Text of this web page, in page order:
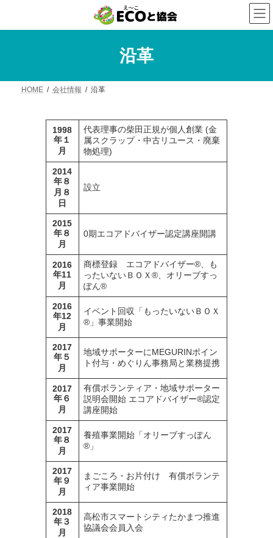
キ
に
沿革
HOME 会社情報 沿革
1998
年１
月
代表理事の柴田正規が個人創業 (金
属スクラップ・中古リユース・廃棄
物処理)
2014
年８
月８
日
設立
2015
年８
月
0期エコアドバイザー認定講座開講
2016
年11
月
商標登録 エコアドバイザー®、も
ったいないＢＯＸ®、オリーブすっ
ぽん®
2016
年12
月
イベント回収「もったいないＢＯＸ
®」事業開始
2017
年５
月
地域サポーターにMEGURINポイン
ト付与・めぐりん事務局と業務提携
2017
年６
月
有償ボランティア・地域サポーター
説明会開始 エコアドバイザー®認定
講座開始
2017
年８
月
養殖事業開始「オリーブすっぽん
®」
2017
年９
月
まごころ・お片付け 有償ボランテ
ィア事業開始
2018
年３
月
高松市スマートシティたかまつ推進
協議会会員入会